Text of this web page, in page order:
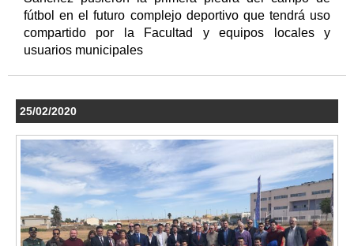
fútbol en el futuro complejo deportivo que tendrá uso
compartido por la Facultad y equipos locales y
usuarios municipales
25/02/2020